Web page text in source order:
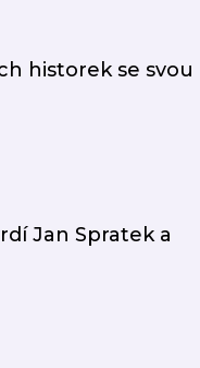
historek se svou
Jan Spratek a